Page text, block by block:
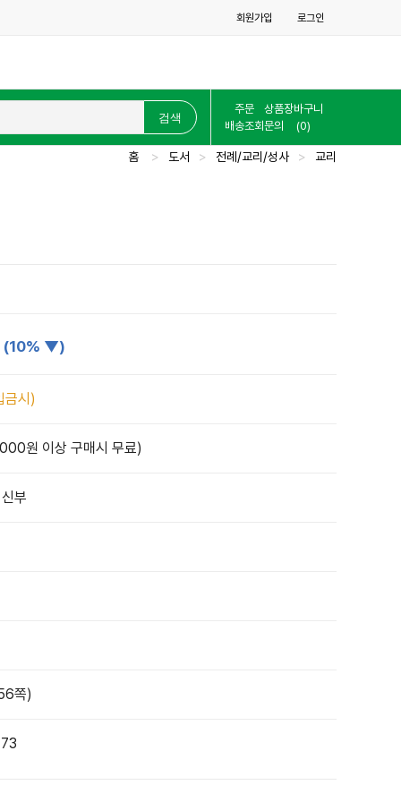
회원가입 로그인
주문
배송조회
상품
문의
장바구니
(0)
홈 > 도서 > 전례/교리/성사 > 교리
(10% ▼)
금시)
원 이상 구매시 무료)
부
쪽)